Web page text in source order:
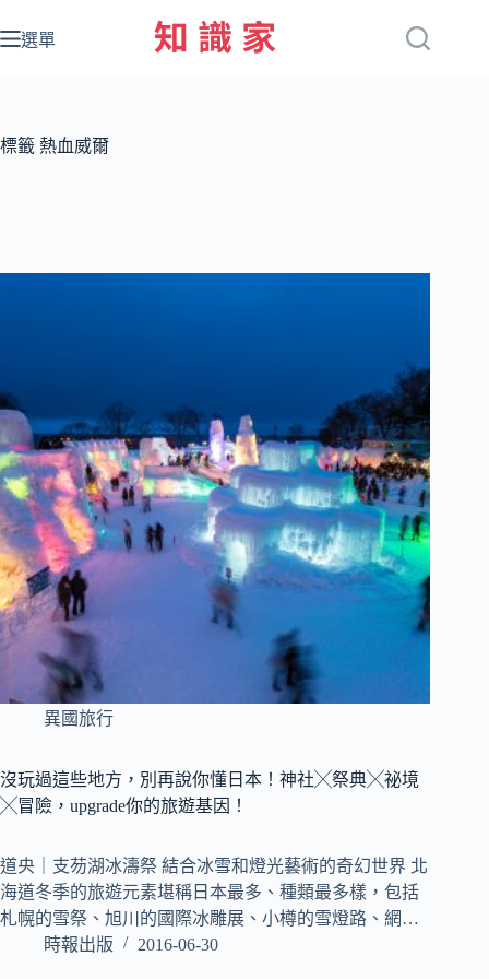
至
容
選單
標籤 熱血威爾
異國旅行
沒玩過這些地方，別再說你懂日本！神社╳祭典╳祕境
╳冒險，upgrade你的旅遊基因！
道央｜支芴湖冰濤祭 結合冰雪和燈光藝術的奇幻世界 北
海道冬季的旅遊元素堪稱日本最多、種類最多樣，包括
札幌的雪祭、旭川的國際冰雕展、小樽的雪燈路、網…
時報出版
2016-06-30